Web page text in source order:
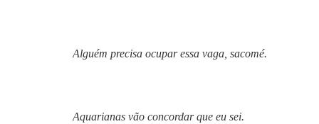
Alguém precisa ocupar essa vaga, sacomé.
Aquarianas vão concordar que eu sei.